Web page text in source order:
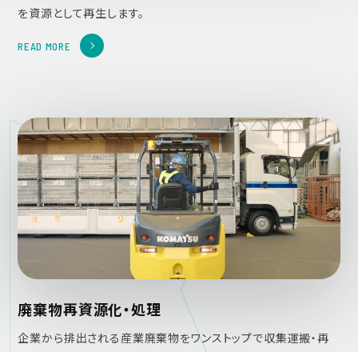
を資源として再生します。
READ MORE
廃棄物再資源化・処理
企業から排出される産業廃棄物をワンストップで収集運搬・再